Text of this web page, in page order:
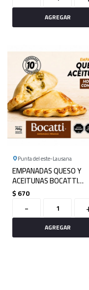
Punta del este Lausana
EMPANADAS QUESO Y
ACEITUNAS BOCATTI
PREMIUM X 10
$670
-